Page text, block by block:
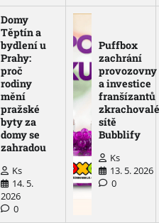
Domy
Těptín a
bydlení u
Prahy:
proč
rodiny
mění
pražské
byty za
domy se
zahradou
Ks
14. 5.
2026
0
Puffbox
zachrání
provozovny
a investice
franšízantů
sítě
Bubblify
Ks
13. 5. 2026
0